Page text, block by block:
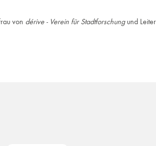
von dérive - Verein für Stadtforschungund